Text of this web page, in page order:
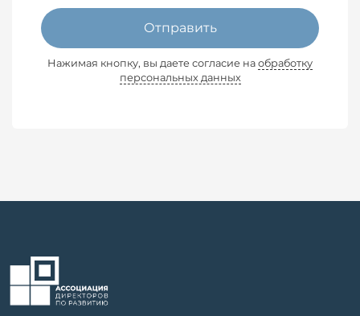
Отправить
Нажимая кнопку, вы даете согласие на обработку
персональных данных